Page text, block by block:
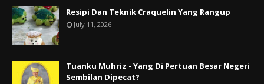
Resipi Dan Teknik Craquelin Yang Rangup
July 11, 2026
Tuanku Muhriz - Yang Di Pertuan Besar Negeri
Sembilan Dipecat?